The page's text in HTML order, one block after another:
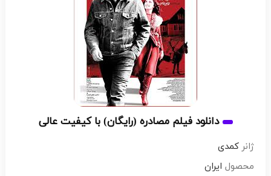
دانلود فیلم مصادره (رایگان) با کیفیت عالی
ژانرکمدی
محصول ایران